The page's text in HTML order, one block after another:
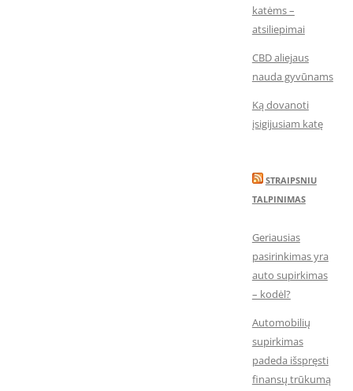
katėms –
atsiliepimai
CBD aliejaus
nauda gyvūnams
Ką dovanoti
įsigijusiam katę
STRAIPSNIU
TALPINIMAS
Geriausias
pasirinkimas yra
auto supirkimas
– kodėl?
Automobilių
supirkimas
padeda išspręsti
finansų trūkumą